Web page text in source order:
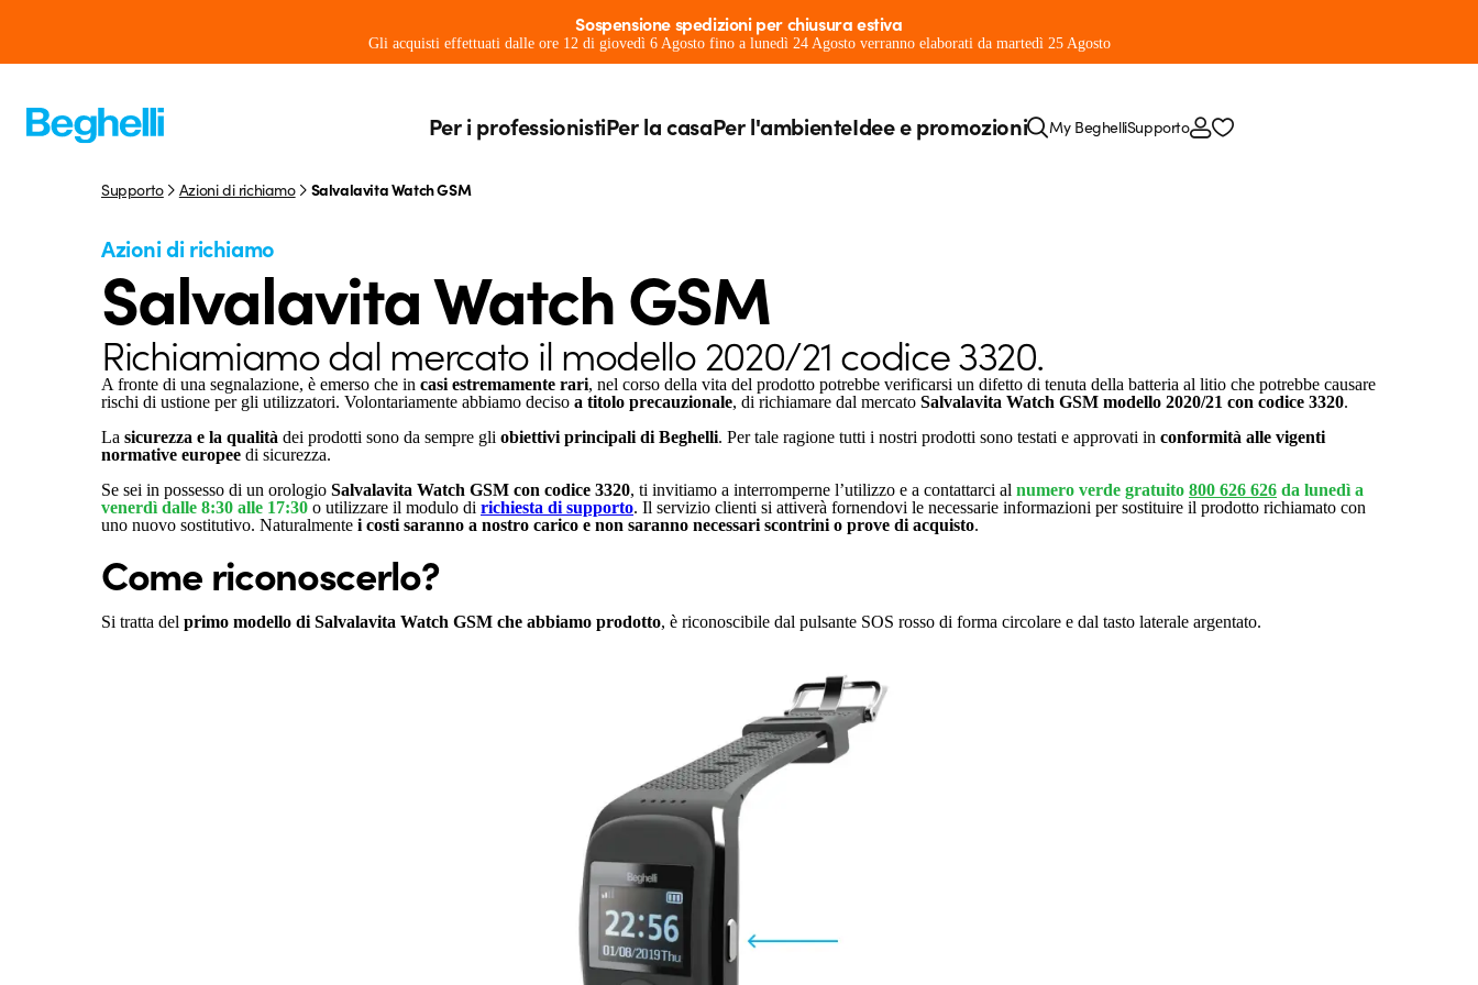
Sospensione spedizioni per chiusura estiva
Gli acquisti effettuati dalle ore 12 di giovedì 6 Agosto fino a lunedì 24 Agosto verranno elaborati da martedì 25 Agosto
Per i professionistiPer la casaPer l'ambienteIdee e promozioni My BeghelliSupporto
Supporto Azioni di richiamo Salvalavita Watch GSM
Azioni di richiamo
Salvalavita Watch GSM
Richiamiamo dal mercato il modello 2020/21 codice 3320.
A fronte di una segnalazione, è emerso che in casi estremamente rari, nel corso della vita del prodotto potrebbe verificarsi un difetto di tenuta della batteria al litio che potrebbe causare
rischi di ustione per gli utilizzatori. Volontariamente abbiamo deciso a titolo precauzionale, di richiamare dal mercato Salvalavita Watch GSM modello 2020/21 con codice 3320.
La sicurezza e la qualità dei prodotti sono da sempre gli obiettivi principali di Beghelli. Per tale ragione tutti i nostri prodotti sono testati e approvati in conformità alle vigenti
normative europee di sicurezza.
Se sei in possesso di un orologio Salvalavita Watch GSM con codice 3320, ti invitiamo a interromperne l’utilizzo e a contattarci al numero verde gratuito 800 626 626 da lunedì a
venerdì dalle 8:30 alle 17:30 o utilizzare il modulo di richiesta di supporto. Il servizio clienti si attiverà fornendovi le necessarie informazioni per sostituire il prodotto richiamato con
uno nuovo sostitutivo. Naturalmente i costi saranno a nostro carico e non saranno necessari scontrini o prove di acquisto.
Come riconoscerlo?
Si tratta del primo modello di Salvalavita Watch GSM che abbiamo prodotto, è riconoscibile dal pulsante SOS rosso di forma circolare e dal tasto laterale argentato.